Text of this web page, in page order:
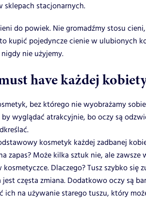
sklepach stacjonarnych.
do powiek. Nie gromadźmy stosu
kupić pojedyncze cienie w ulubionych
nie użyjemy.
have każdej
bez którego nie wyobrażamy
wyglądać atrakcyjnie, bo oczy są
kosmetyk każdej zadbanej
zapas? Może kilka sztuk nie, ale zawsze
Dlaczego? Tusz szybko się
częsta zmiana. Dodatkowo oczy są
ich na używanie starego tuszu, który